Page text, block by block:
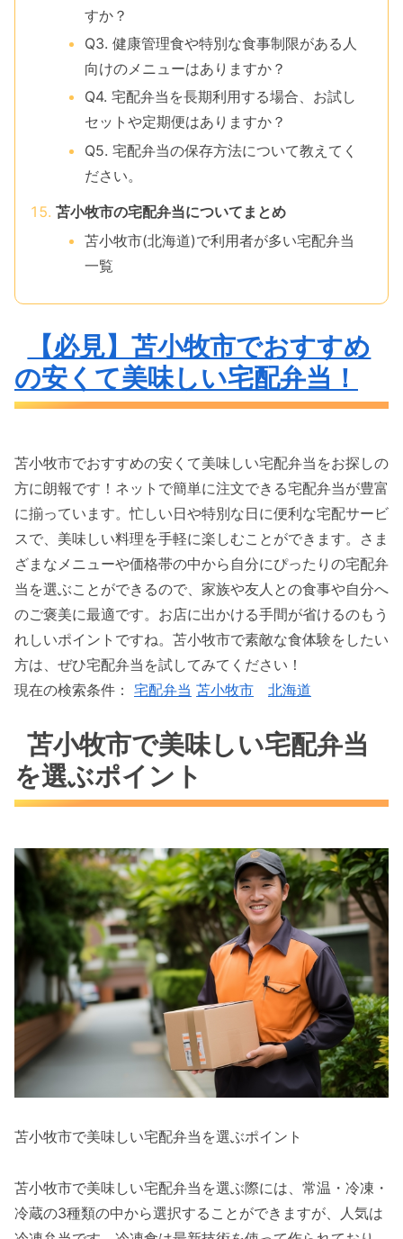
すか？
Q3. 健康管理食や特別な食事制限がある人
向けのメニューはありますか？
Q4. 宅配弁当を長期利用する場合、お試し
セットや定期便はありますか？
Q5. 宅配弁当の保存方法について教えてく
ださい。
苫小牧市の宅配弁当についてまとめ
苫小牧市(北海道)で利用者が多い宅配弁当
一覧
【必見】苫小牧市でおすすめ
の安くて美味しい宅配弁当！
苫小牧市でおすすめの安くて美味しい宅配弁当をお探しの
方に朗報です！ネットで簡単に注文できる宅配弁当が豊富
に揃っています。忙しい日や特別な日に便利な宅配サービ
スで、美味しい料理を手軽に楽しむことができます。さま
ざまなメニューや価格帯の中から自分にぴったりの宅配弁
当を選ぶことができるので、家族や友人との食事や自分へ
のご褒美に最適です。お店に出かける手間が省けるのもう
れしいポイントですね。苫小牧市で素敵な食体験をしたい
方は、ぜひ宅配弁当を試してみてください！
現在の検索条件： 宅配弁当 苫小牧市 北海道
苫小牧市で美味しい宅配弁当
を選ぶポイント
苫小牧市で美味しい宅配弁当を選ぶポイント
苫小牧市で美味しい宅配弁当を選ぶ際には、常温・冷凍・
冷蔵の3種類の中から選択することができますが、人気は